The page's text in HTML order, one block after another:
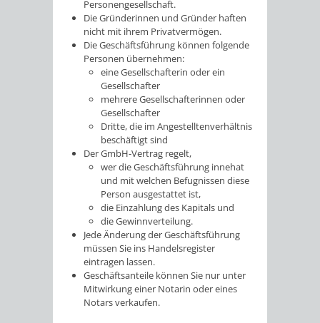
Personengesellschaft.
Die Gründerinnen und Gründer haften
nicht mit ihrem Privatvermögen.
Die Geschäftsführung können folgende
Personen übernehmen:
eine Gesellschafterin oder ein
Gesellschafter
mehrere Gesellschafterinnen oder
Gesellschafter
Dritte, die im Angestelltenverhältnis
beschäftigt sind
Der GmbH-Vertrag regelt,
wer die Geschäftsführung innehat
und mit welchen Befugnissen diese
Person ausgestattet ist,
die Einzahlung des Kapitals und
die Gewinnverteilung.
Jede Änderung der Geschäftsführung
müssen Sie ins Handelsregister
eintragen lassen.
Geschäftsanteile können Sie nur unter
Mitwirkung einer Notarin oder eines
Notars verkaufen.